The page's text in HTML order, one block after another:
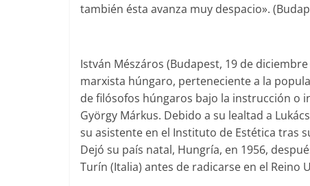
también ésta avanza muy despacio».
István Mészáros (Budapest, 19 de
marxista húngaro, perteneciente a la
de filósofos húngaros bajo la instrucción o
György Márkus. Debido a su lealtad a
su asistente en el Instituto de Estética tras
Dejó su país natal, Hungría, en 1956,
Turín (Italia) antes de radicarse en el Reino